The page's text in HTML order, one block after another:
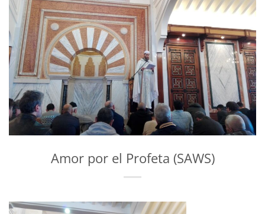
Amor por el Profeta (SAWS)